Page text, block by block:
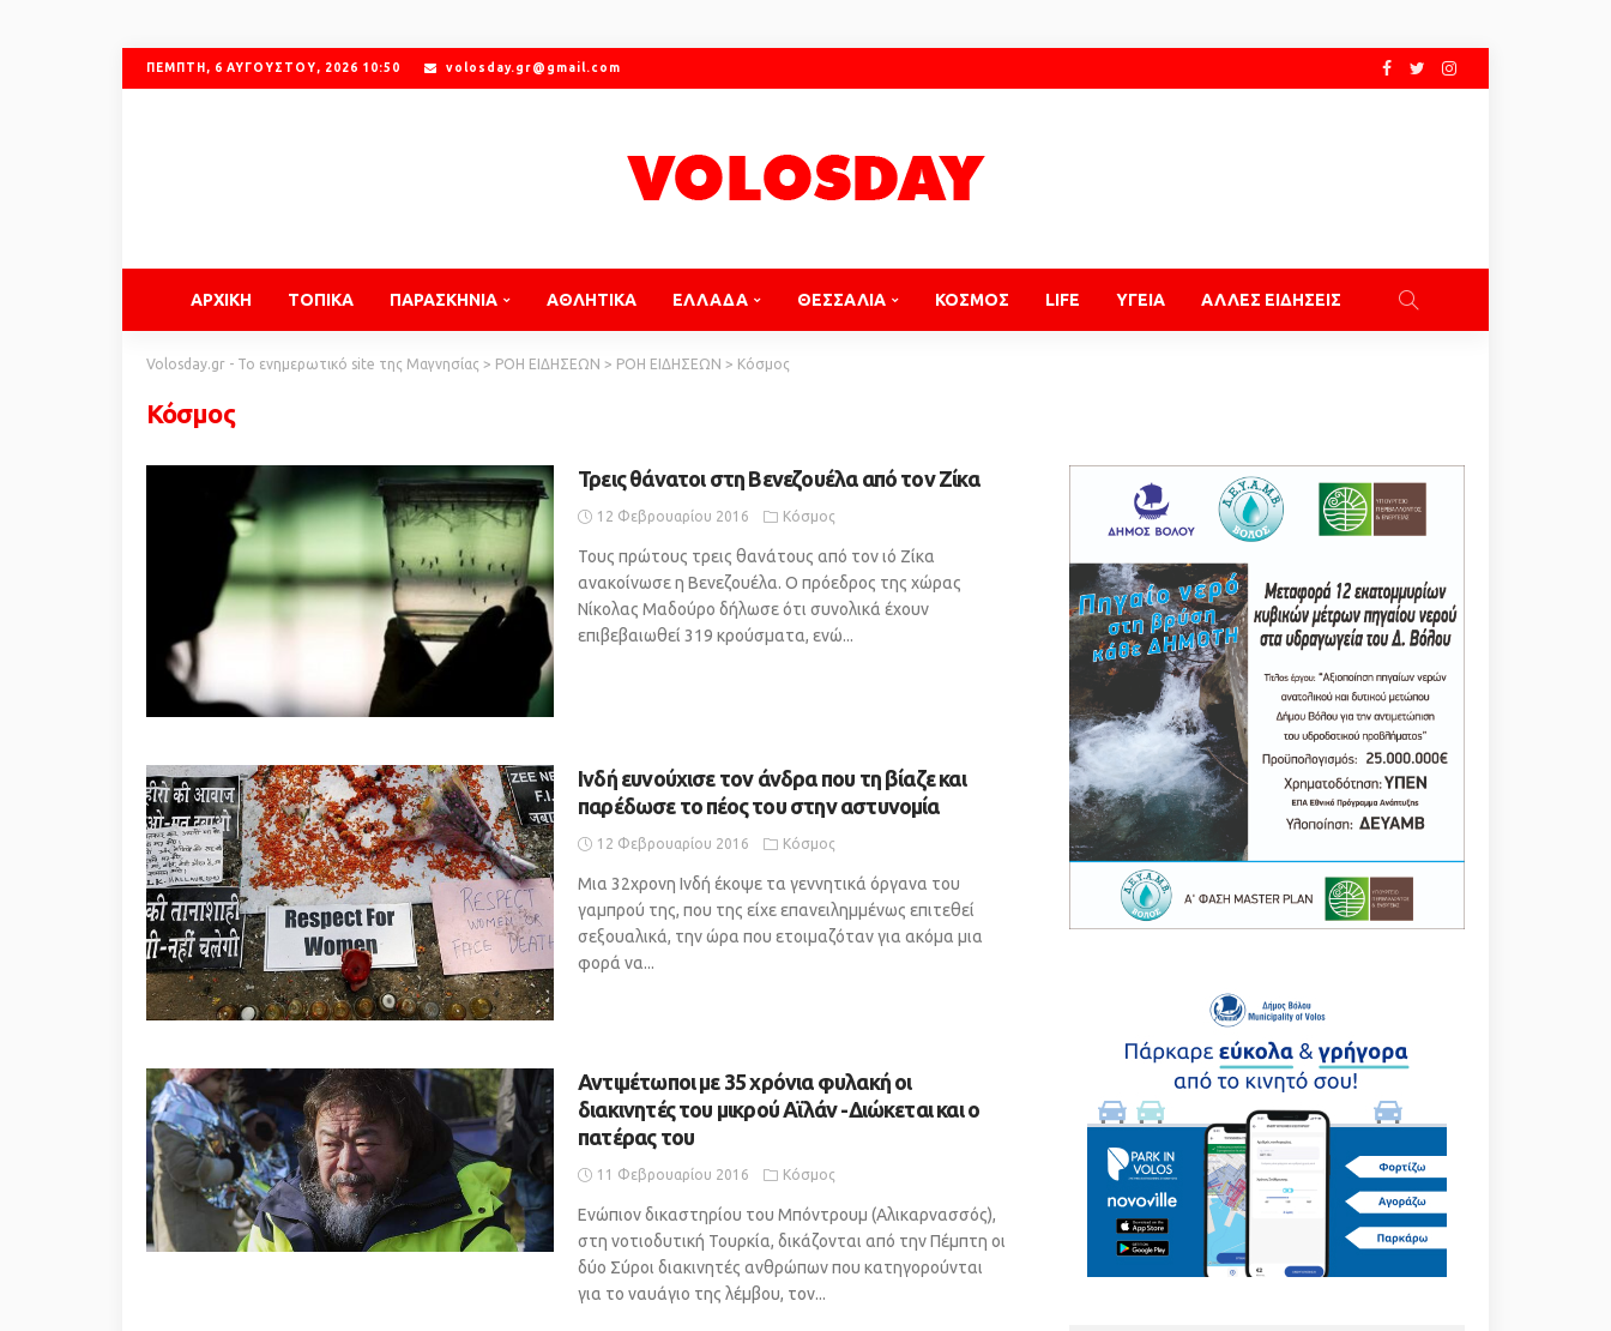
ΠΈΜΠΤΗ, 6 ΑΥΓΟΎΣΤΟΥ, 2026 10:50 volosday.gr@gmail.com
ΑΡΧΙΚΗ ΤΟΠΙΚΑ ΠΑΡΑΣΚΗΝΙΑ ΑΘΛΗΤΙΚΑ ΕΛΛΑΔΑ ΘΕΣΣΑΛΙΑ ΚΟΣΜΟΣ LIFE ΥΓΕΙΑ ΑΛΛΕΣ ΕΙΔΗΣΕΙΣ
Volosday.gr - Το ενημερωτικό site της Μαγνησίας > ΡΟΗ ΕΙΔΗΣΕΩΝ > ΡΟΗ ΕΙΔΗΣΕΩΝ > Κόσμος
Κόσμος
Τρεις θάνατοι στη Βενεζουέλα από τον Ζίκα
12 Φεβρουαρίου 2016 Κόσμος
Τους πρώτους τρεις θανάτους από τον ιό Ζίκα
ανακοίνωσε η Βενεζουέλα. Ο πρόεδρος της χώρας
Νίκολας Μαδούρο δήλωσε ότι συνολικά έχουν
επιβεβαιωθεί 319 κρούσματα, ενώ...
Ινδή ευνούχισε τον άνδρα που τη βίαζε και
παρέδωσε το πέος του στην αστυνομία
12 Φεβρουαρίου 2016 Κόσμος
Μια 32χρονη Ινδή έκοψε τα γεννητικά όργανα του
γαμπρού της, που της είχε επανειλημμένως επιτεθεί
σεξουαλικά, την ώρα που ετοιμαζόταν για ακόμα μια
φορά να...
Αντιμέτωποι με 35 χρόνια φυλακή οι
διακινητές του μικρού Αϊλάν -Διώκεται και ο
πατέρας του
11 Φεβρουαρίου 2016 Κόσμος
Ενώπιον δικαστηρίου του Μπόντρουμ (Αλικαρνασσός),
στη νοτιοδυτική Τουρκία, δικάζονται από την Πέμπτη οι
δύο Σύροι διακινητές ανθρώπων που κατηγορούνται
για το ναυάγιο της λέμβου, τον...